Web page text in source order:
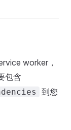
worker，
包含
到您